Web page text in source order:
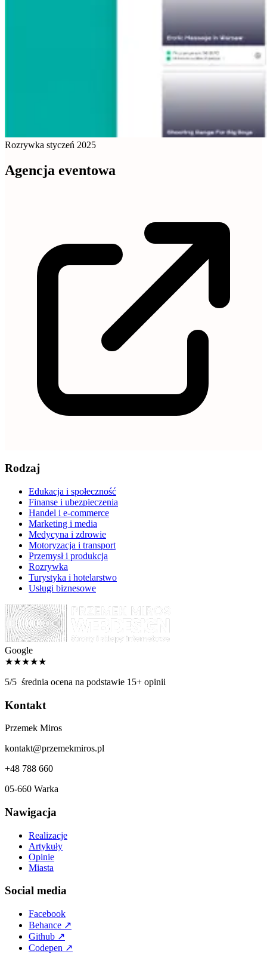
Rozrywka styczeń 2025
Agencja eventowa
Rodzaj
Edukacja i społeczność
Finanse i ubezpieczenia
Handel i e-commerce
Marketing i media
Medycyna i zdrowie
Motoryzacja i transport
Przemysł i produkcja
Rozrywka
Turystyka i hotelarstwo
Usługi biznesowe
Google
★★★★★
5/5 średnia ocena na podstawie 15+ opinii
Kontakt
Przemek Miros
kontakt@przemekmiros.pl
+48 788 660
05-660 Warka
Nawigacja
Realizacje
Artykuły
Opinie
Miasta
Social media
Facebook
Behance ↗
Github ↗
Codepen ↗